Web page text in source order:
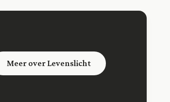
Meer over Levenslicht